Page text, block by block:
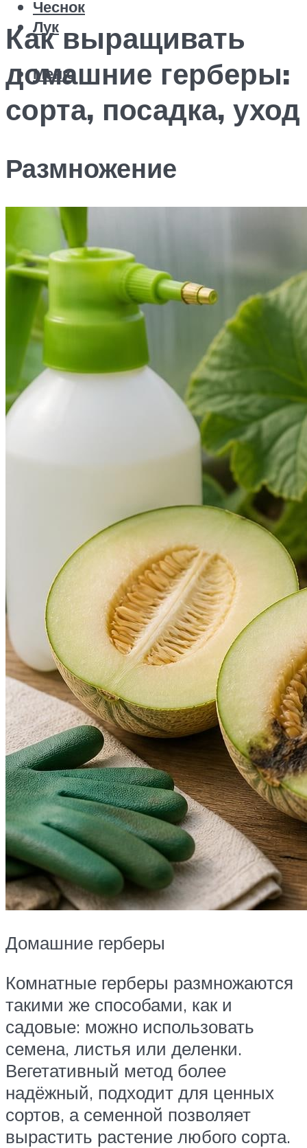
Чеснок
Лук
Меню
Как выращивать
домашние герберы:
сорта, посадка, уход
Размножение
Домашние герберы
Комнатные герберы размножаются
такими же способами, как и
садовые: можно использовать
семена, листья или деленки.
Вегетативный метод более
надёжный, подходит для ценных
сортов, а семенной позволяет
вырастить растение любого сорта.